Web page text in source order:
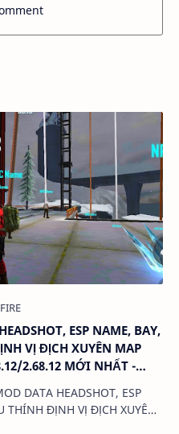
ESP NAME, BAY,
VỊ ĐỊCH XUYÊN MAP
2.68.12 MỚI NHẤT -
THÍNH ĐỊNH VỊ ĐỊCH XUYÊN